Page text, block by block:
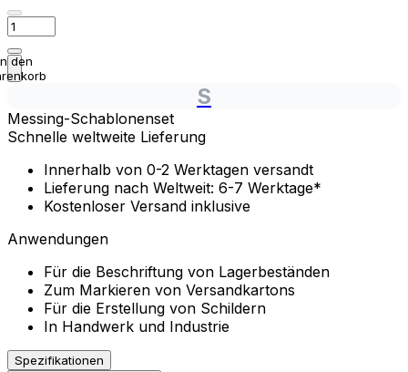
den
S
Messing-Schablonenset
Schnelle weltweite Lieferung
Innerhalb von 0-2 Werktagen versandt
Lieferung nach Weltweit: 6-7 Werktage*
Kostenloser Versand inklusive
Anwendungen
Für die Beschriftung von Lagerbeständen
Zum Markieren von Versandkartons
Für die Erstellung von Schildern
In Handwerk und Industrie
Spezifikationen